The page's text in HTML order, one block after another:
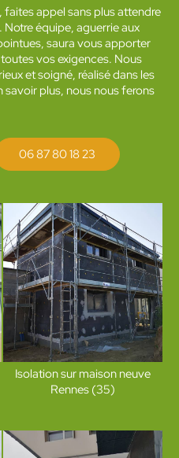
appel sans plus attendre
Notre équipe, aguerrie aux
saura vous apporter
vos exigences. Nous
et soigné, réalisé dans les
plus, nous nous ferons
06 87 80 18 23
Isolation sur maison neuve
Rennes (35)